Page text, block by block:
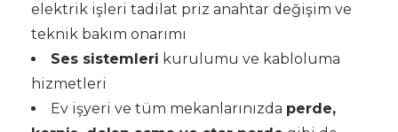
elektrik işleri tadilat priz anahtar değişim ve
teknik bakım onarımı
Ses sistemleri kurulumu ve kabloluma
hizmetleri
Ev işyeri ve tüm mekanlarınızda perde,